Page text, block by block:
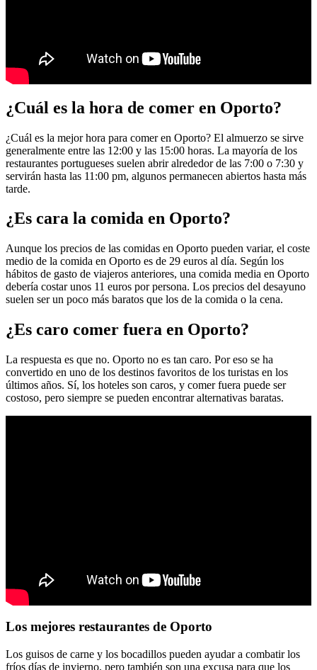
¿Cuál es la hora de comer en Oporto?
¿Cuál es la mejor hora para comer en Oporto? El almuerzo se sirve
generalmente entre las 12:00 y las 15:00 horas. La mayoría de los
restaurantes portugueses suelen abrir alrededor de las 7:00 o 7:30 y
servirán hasta las 11:00 pm, algunos permanecen abiertos hasta más
tarde.
¿Es cara la comida en Oporto?
Aunque los precios de las comidas en Oporto pueden variar, el coste
medio de la comida en Oporto es de 29 euros al día. Según los
hábitos de gasto de viajeros anteriores, una comida media en Oporto
debería costar unos 11 euros por persona. Los precios del desayuno
suelen ser un poco más baratos que los de la comida o la cena.
¿Es caro comer fuera en Oporto?
La respuesta es que no. Oporto no es tan caro. Por eso se ha
convertido en uno de los destinos favoritos de los turistas en los
últimos años. Sí, los hoteles son caros, y comer fuera puede ser
costoso, pero siempre se pueden encontrar alternativas baratas.
Los mejores restaurantes de Oporto
Los guisos de carne y los bocadillos pueden ayudar a combatir los
fríos días de invierno, pero también son una excusa para que los